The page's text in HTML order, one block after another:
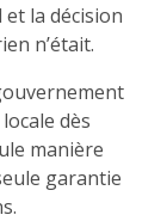
la décision
n’était.
dès
manière
garantie